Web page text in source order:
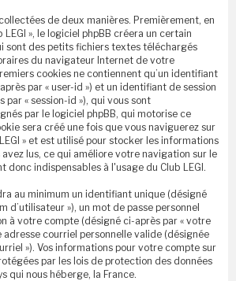
de deux manières. Premièrement, en
LEGI », le logiciel phpBB créera un certain
sont des petits fichiers textes téléchargés
du navigateur Internet de votre
cookies ne contiennent qu’un identifiant
par « user-id ») et un identifiant de session
par « session-id »), qui vous sont
par le logiciel phpBB, qui motorise ce
sera créé une fois que vous naviguerez sur
» et est utilisé pour stocker les informations
lus, ce qui améliore votre navigation sur le
donc indispensables à l'usage du Club LEGI.
au minimum un identifiant unique (désigné
d’utilisateur »), un mot de passe personnel
à votre compte (désigné ci-après par « votre
adresse courriel personnelle valide (désignée
»). Vos informations pour votre compte sur
par les lois de protection des données
qui nous héberge, la France.